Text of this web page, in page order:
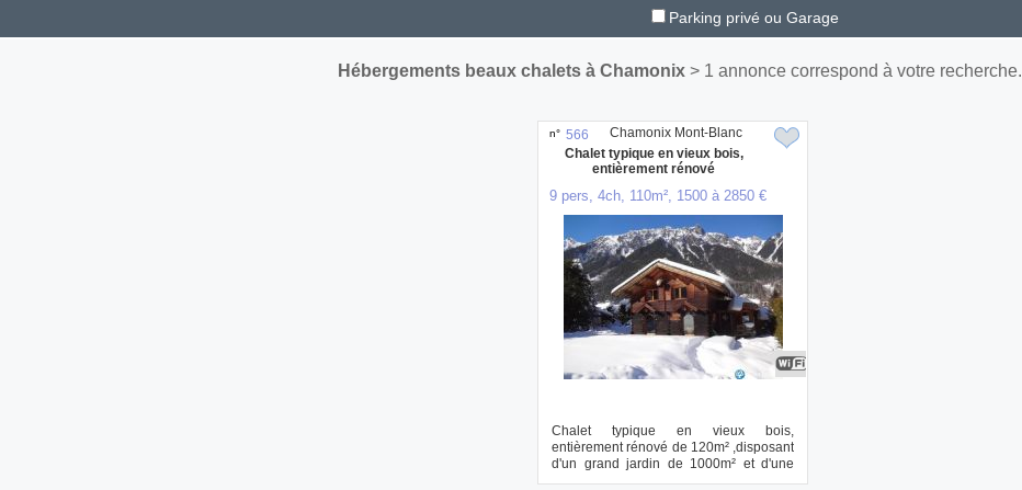
Parking privé ou Garage
Hébergements beaux chalets à Chamonix > 1 annonce correspond à votre recherche.
n° 566
Chalet typique en vieux bois,
entièrement rénové
9 pers, 4ch, 110m², 1500 à 2850 €
Chalet typique en vieux bois,
entièrement rénové de 120m² ,disposant
d'un grand jardin de 1000m² et d'une
belle terrasse...
Chamonix Mont-Blanc